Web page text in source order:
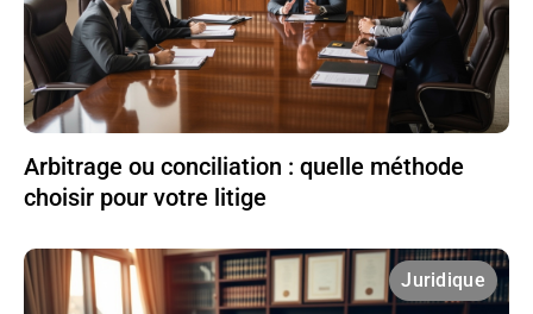
Arbitrage ou conciliation : quelle méthode
choisir pour votre litige
Juridique